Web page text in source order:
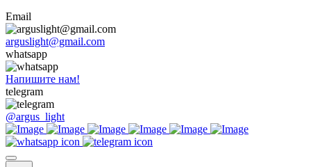
Email
arguslight@gmail.com
whatsapp
Напишите нам!
telegram
@argus_light